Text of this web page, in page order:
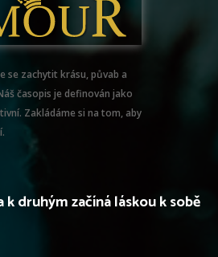
se zachytit krásu, půvab a
časopis je definován jako
Zakládáme si na tom, aby
k druhým začíná láskou k sobě